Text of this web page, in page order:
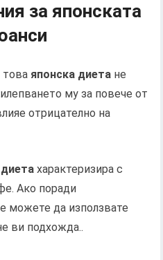
за японската
това японска диета не
му за повече от
отрицателно на
характеризира с
Ако поради
можете да използвате
ви подхожда..